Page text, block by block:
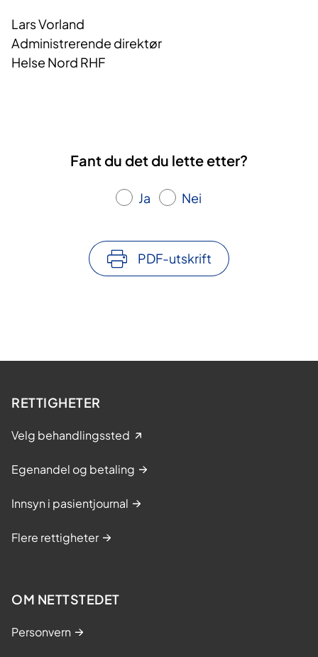
Lars Vorland
Administrerende direktør
Helse Nord RHF​
Fant du det du lette etter?
Ja Nei
PDF-utskrift
RETTIGHETER
Velg behandlingssted
Egenandel og betaling
Innsyn i pasientjournal
Flere rettigheter
OM NETTSTEDET
Personvern